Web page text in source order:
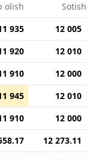
olish
Sotish
935
12 005
920
12 010
910
12 000
945
12 010
910
12 000
12 273.11